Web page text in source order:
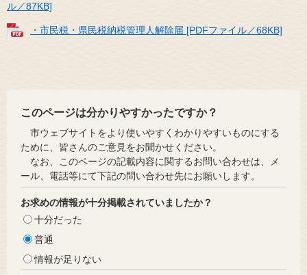
ル／87KB]
・市民税・県民税納税管理人解除届 [PDFファイル／68KB]
このページは分かりやすかったですか？
市ウェブサイトをより使いやすくわかりやすいものにする
ために、皆さんのご意見をお聞かせください。
なお、このページの記載内容に関するお問い合わせは、メ
ール、電話等にて下記の問い合わせ先にお願いします。
お求めの情報が十分掲載されていましたか？
十分だった
普通
情報が足りない